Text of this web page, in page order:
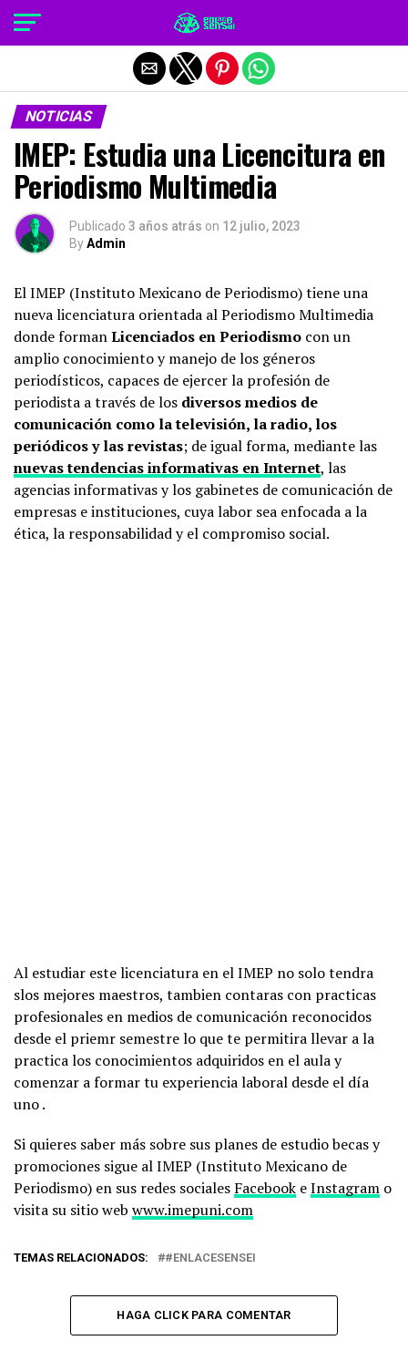
NOTICIAS
IMEP: Estudia una Licencitura en
Periodismo Multimedia
Publicado 3 años atrás on 12 julio, 2023
ByAdmin
El IMEP (Instituto Mexicano de Periodismo) tiene una
nueva licenciatura orientada al Periodismo Multimedia
donde formanLicenciados en Periodismo con un
amplio conocimiento y manejo de los géneros
periodísticos, capaces de ejercer la profesión de
periodista a través de los diversos medios de
comunicación como la televisión, la radio, los
periódicos y las revistas; de igual forma, mediante las
nuevas tendencias informativas en Internet, las
agencias informativas y los gabinetes de comunicación de
empresas e instituciones, cuya labor sea enfocada a la
ética, la responsabilidad y el compromiso social.
Al estudiar este licenciatura en el IMEP no solo tendra
slos mejores maestros, tambien contaras con practicas
profesionales en medios de comunicación reconocidos
desde el priemr semestre lo que te permitira llevar a la
practica los conocimientos adquiridos en el aula y
comenzar a formar tu experiencia laboral desde el día
uno .
Si quieres saber más sobre sus planes de estudio becas y
promociones sigue al IMEP (Instituto Mexicano de
Periodismo) en sus redes sociales Facebook eInstagram o
visita su sitio web www.imepuni.com
TEMAS RELACIONADOS: #ENLACESENSEI
HAGA CLICK PARA COMENTAR
Salir de la versión móvil